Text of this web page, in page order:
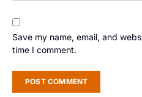
Save my name, email, and
time I comment.